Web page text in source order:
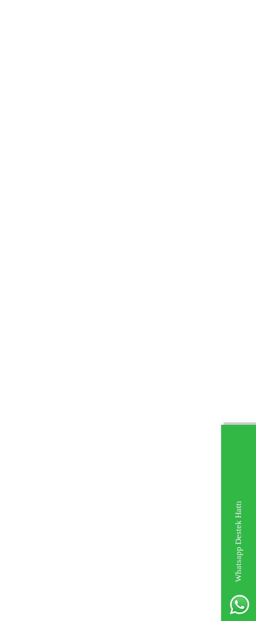
Whatsapp Destek Hattı